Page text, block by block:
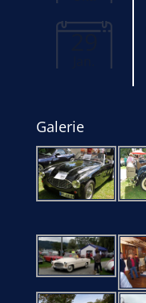
29
Galerie